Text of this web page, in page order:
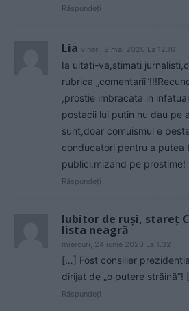
Răspundeți
Lia vineri, 8 mai 2020 La 12.16
Ia uitati-va,stimati
rubrica
,prostie imbracata in
postacii lui putin nu dau pe
sunt,doar comuismul e
conducatori pentru a putea
publici,mizand pe prostime!
Răspundeți
Iubitor de ruși, stareț
lista neagră
miercuri, 24 iunie 2020 La 1.32
[…] Fost consilier
dirijat de „o putere străină”!
Răspundeți